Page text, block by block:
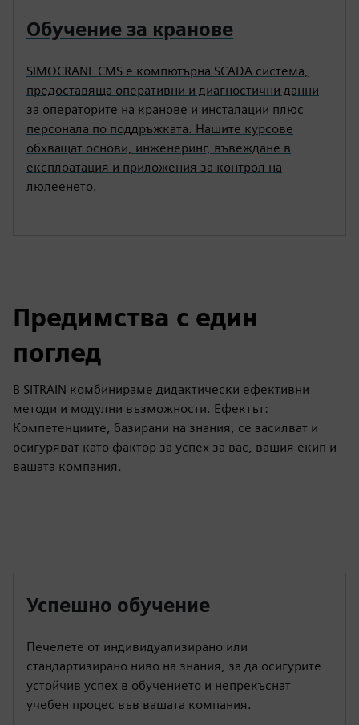
Обучение за кранове
SIMOCRANE CMS е компютърна SCADA система,
предоставяща оперативни и диагностични данни
за операторите на кранове и инсталации плюс
персонала по поддръжката. Нашите курсове
обхващат основи, инженеринг, въвеждане в
експлоатация и приложения за контрол на
люлеенето.
Предимства с един
поглед
В SITRAIN комбинираме дидактически ефективни
методи и модулни възможности. Ефектът:
Компетенциите, базирани на знания, се засилват и
осигуряват като фактор за успех за вас, вашия екип и
вашата компания.
Успешно обучение
Печелете от индивидуализирано или
стандартизирано ниво на знания, за да осигурите
устойчив успех в обучението и непрекъснат
учебен процес във вашата компания.